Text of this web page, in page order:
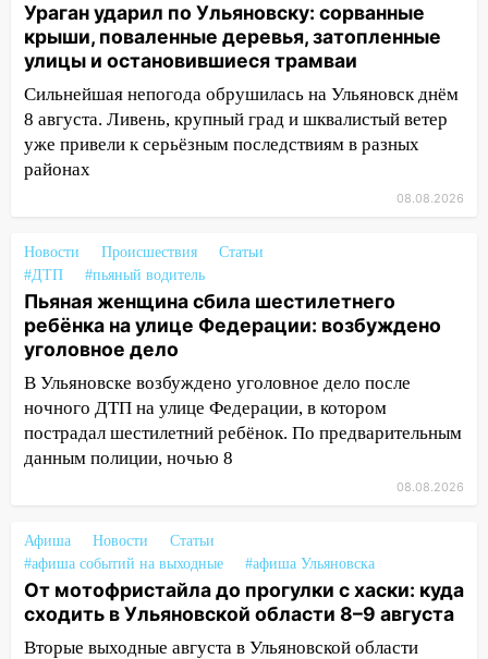
13:14 Ураган оторвал светофор на
проспекте Филатова в Ульяновске
13:12
Дерево пробило крышу дома на
Новгородской в Ульяновске и рухнуло
на электрощит
13:10
сорванные крыши, поваленные деревья,
затопленные улицы и остановившиеся
трамваи
12:17 Ульяновск накрыл крупный град:
после ливня город снова уходит под
воду
12:12 Прокуратура взяла на контроль
ДТП с шестилетним ребёнком на улице
шестилетнего ребёнка на улице
Федерации: возбуждено уголовное дело
11:16 В Ульяновске ищут 37-летнего
мужчину, пропавшего ещё 19 июля
Ураган ударил по Ульяновску: сорванные
крыши, поваленные деревья, затопленные
улицы и остановившиеся трамваи
Сильнейшая непогода обрушилась на Ульяновск днём
8 августа. Ливень, крупный град и шквалистый ветер
уже привели к серьёзным последствиям в разных
районах
08.08.2026
Новости Происшествия
Статьи
#ДТП
#пьяный водитель
Пьяная женщина сбила шестилетнего
ребёнка на улице Федерации: возбуждено
уголовное дело
В Ульяновске возбуждено уголовное дело после
ночного ДТП на улице Федерации, в котором
пострадал шестилетний ребёнок. По предварительным
данным полиции, ночью 8
08.08.2026
Афиша Новости
Статьи
#афиша событий на выходные
#афиша Ульяновска
От мотофристайла до прогулки с хаски: куда
сходить в Ульяновской области 8–9 августа
Вторые выходные августа в Ульяновской области